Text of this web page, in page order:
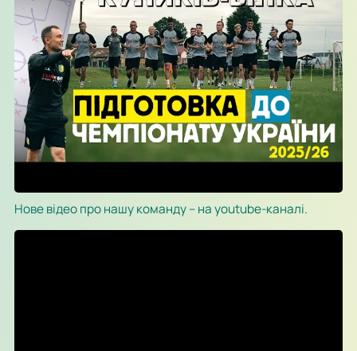
Нове відео про нашу команду – на youtube-каналі.